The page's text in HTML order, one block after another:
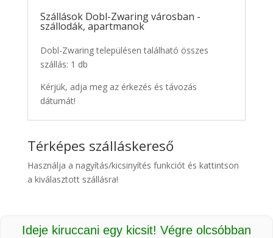
Szállások Dobl-Zwaring városban -
szállodák, apartmanok
Dobl-Zwaring településen található összes
szállás: 1 db
Kérjük, adja meg az érkezés és távozás
dátumát!
Térképes szálláskereső
Használja a nagyítás/kicsinyítés funkciót és kattintson
a kiválasztott szállásra!
Ideje kiruccani egy kicsit! Végre olcsóbban